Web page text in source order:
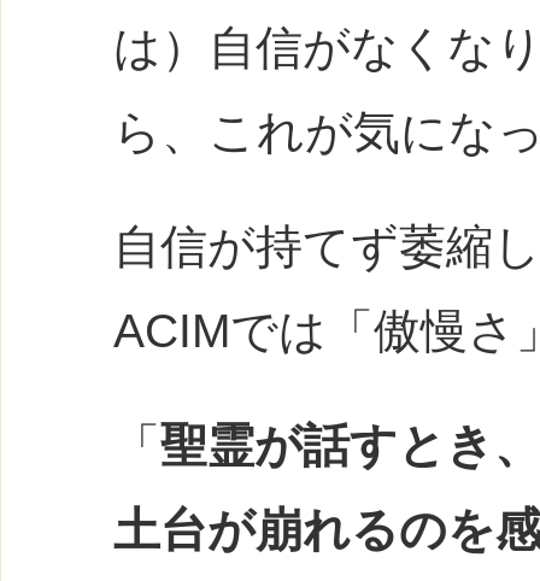
は）自信がなくな
ら、これが気にな
自信が持てず萎縮
ACIMでは「傲慢さ
「 聖霊が話すとき
土台が崩れるのを